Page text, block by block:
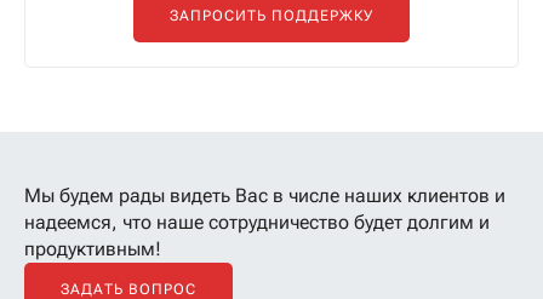
ЗАПРОСИТЬ ПОДДЕРЖКУ
Мы будем рады видеть Вас в числе наших клиентов и
надеемся, что наше сотрудничество будет долгим и
продуктивным!
ЗАДАТЬ ВОПРОС